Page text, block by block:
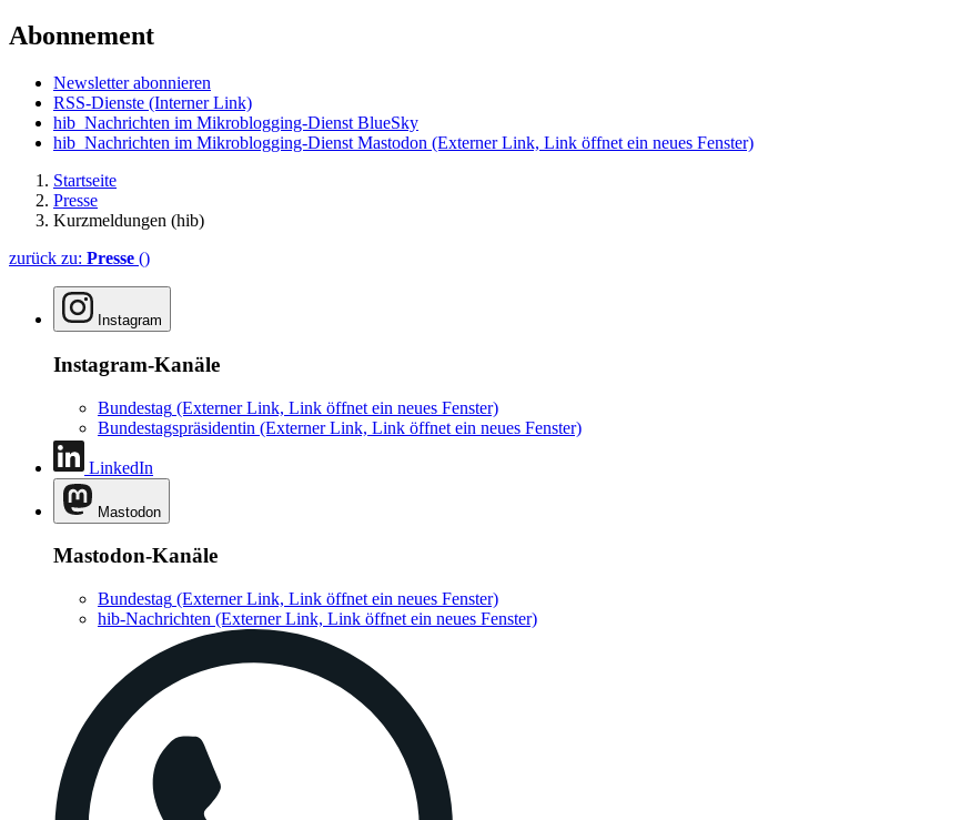
Abonnement
Newsletter abonnieren
RSS-Dienste (Interner Link)
hib_Nachrichten im Mikroblogging-Dienst BlueSky
hib_Nachrichten im Mikroblogging-Dienst Mastodon (Externer Link, Link öffnet ein neues Fenster)
Startseite
Presse
Kurzmeldungen (hib)
zurück zu: Presse ()
Instagram
Instagram-Kanäle
Bundestag (Externer Link, Link öffnet ein neues Fenster)
Bundestagspräsidentin (Externer Link, Link öffnet ein neues Fenster)
LinkedIn
Mastodon
Mastodon-Kanäle
Bundestag (Externer Link, Link öffnet ein neues Fenster)
hib-Nachrichten (Externer Link, Link öffnet ein neues Fenster)